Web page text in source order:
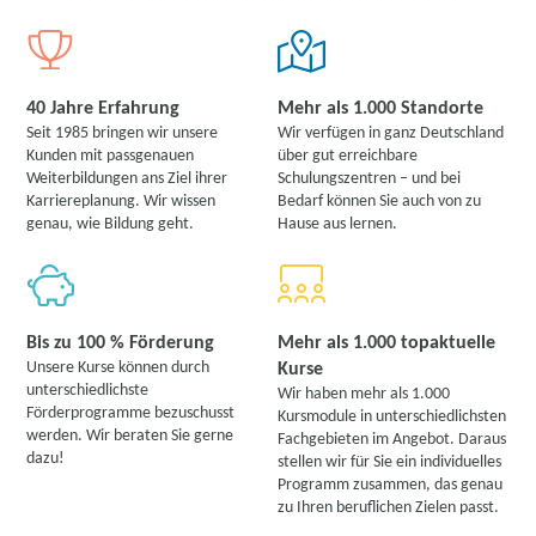
40 Jahre Erfahrung
Seit 1985 bringen wir unsere
Kunden mit passgenauen
Weiterbildungen ans Ziel ihrer
Karriereplanung. Wir wissen
genau, wie Bildung geht.
Mehr als 1.000 Standorte
Wir verfügen in ganz Deutschland
über gut erreichbare
Schulungszentren – und bei
Bedarf können Sie auch von zu
Hause aus lernen.
Bis zu 100 % Förderung
Unsere Kurse können durch
unterschiedlichste
Förderprogramme bezuschusst
werden. Wir beraten Sie gerne
dazu!
Mehr als 1.000 topaktuelle
Kurse
Wir haben mehr als 1.000
Kursmodule in unterschiedlichsten
Fachgebieten im Angebot. Daraus
stellen wir für Sie ein individuelles
Programm zusammen, das genau
zu Ihren beruflichen Zielen passt.